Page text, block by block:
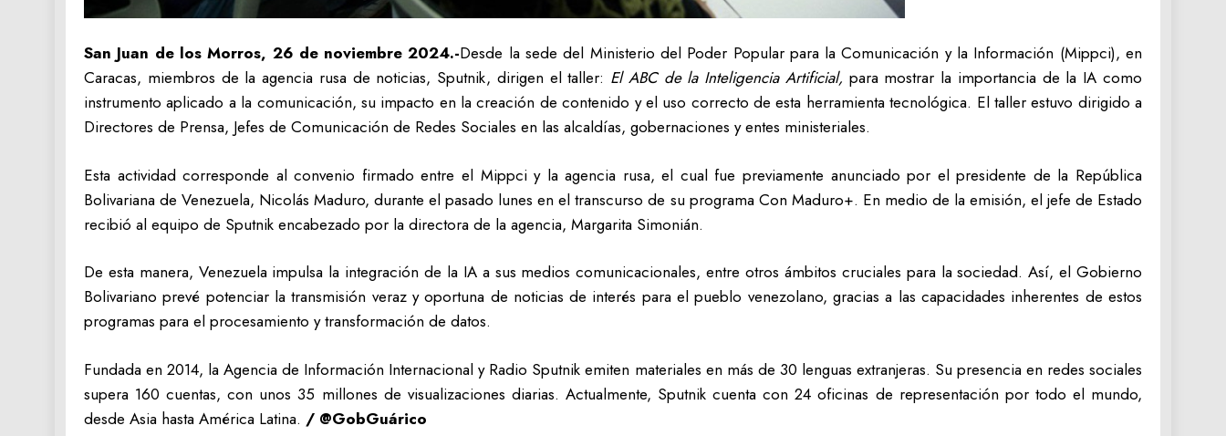
San Juan de los Morros, 26 de noviembre 2024.-Desde la sede del Ministerio del Poder Popular para la Comunicación y la Información (Mippci), en
Caracas, miembros de la agencia rusa de noticias, Sputnik, dirigen el taller: El ABC de la Inteligencia Artificial, para mostrar la importancia de la IA como
instrumento aplicado a la comunicación, su impacto en la creación de contenido y el uso correcto de esta herramienta tecnológica. ⁣El taller estuvo dirigido a
Directores de Prensa, Jefes de Comunicación de Redes Sociales en las alcaldías, gobernaciones y entes ministeriales.
Esta actividad corresponde al convenio firmado entre el Mippci y la agencia rusa, el cual fue previamente anunciado por el presidente de la República
Bolivariana de Venezuela, Nicolás Maduro, durante el pasado lunes en el transcurso de su programa Con Maduro+. En medio de la emisión, el jefe de Estado
recibió al equipo de Sputnik encabezado por la directora de la agencia, Margarita Simonián.
De esta manera, Venezuela impulsa la integración de la IA a sus medios comunicacionales, entre otros ámbitos cruciales para la sociedad. Así, el Gobierno
Bolivariano prevé potenciar la transmisión veraz y oportuna de noticias de interés para el pueblo venezolano, gracias a las capacidades inherentes de estos
programas para el procesamiento y transformación de datos.
Fundada en 2014, la Agencia de Información Internacional y Radio Sputnik emiten materiales en más de 30 lenguas extranjeras. Su presencia en redes sociales
supera 160 cuentas, con unos 35 millones de visualizaciones diarias. Actualmente, Sputnik cuenta con 24 oficinas de representación por todo el mundo,
desde Asia hasta América Latina. / @GobGuárico